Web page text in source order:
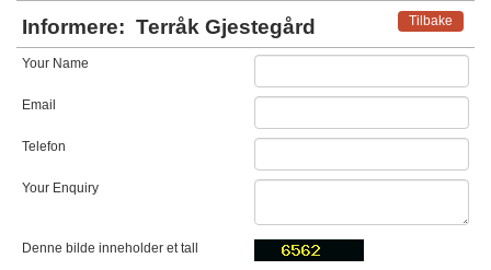
Tilbake
Informere: Terråk Gjestegård
Your Name
Email
Telefon
Your Enquiry
Denne bilde inneholder et tall